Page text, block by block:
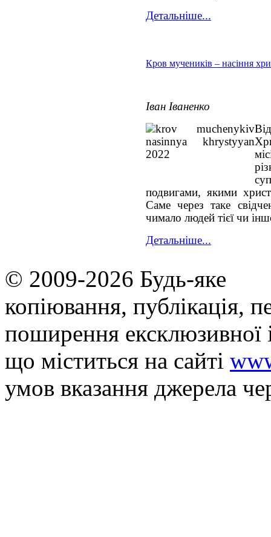
Детальніше...
Кров мучеників – насіння
Іван Іваненко
подвигами, якими
Саме через таке
чимало людей тієї чи
Детальніше...
© 2009-2026 Будь-яке
копiювання, публiкацiя,
поширення
що мiститься на сайті
умов вказання джерела